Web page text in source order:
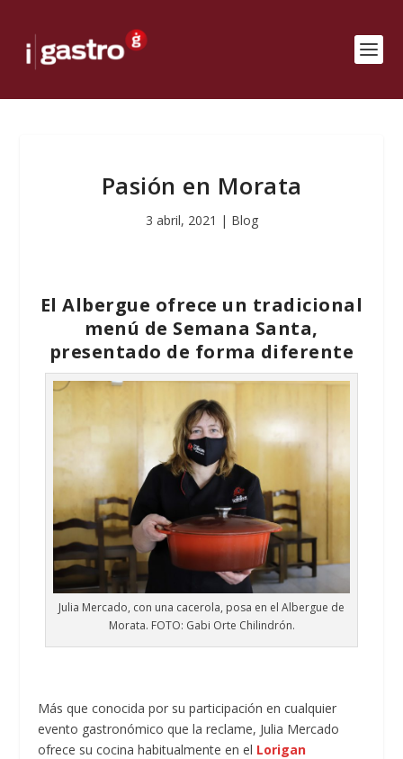
Pasión en Morata
3 abril, 2021 | Blog
El Albergue ofrece un tradicional
menú de Semana Santa,
presentado de forma diferente
Julia Mercado, con una cacerola, posa en el Albergue de
Morata. FOTO: Gabi Orte Chilindrón.
Más que conocida por su participación en cualquier
evento gastronómico que la reclame, Julia Mercado
ofrece su cocina habitualmente en el Lorigan